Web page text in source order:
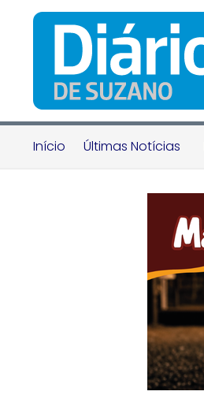
Início Últimas Notícias